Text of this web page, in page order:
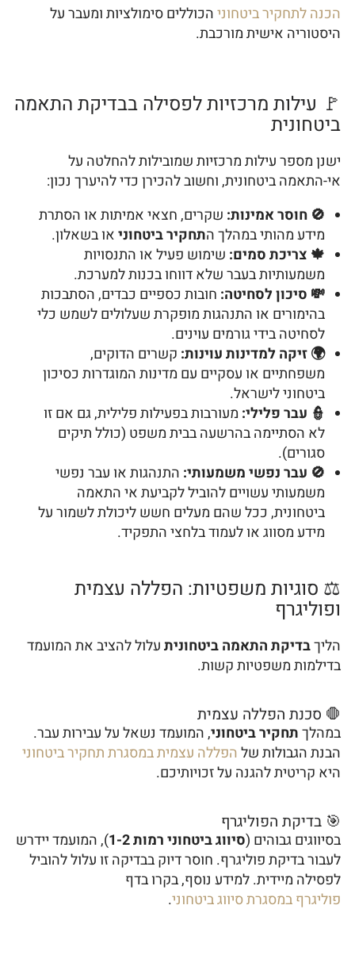
הכנה לתחקיר ביטחוניהכוללים סימולציות ומעבר על
היסטוריה אישית מורכבת.
🚩 עילות מרכזיות לפסילה בבדיקת התאמה
ביטחונית
ישנן מספר עילות מרכזיות שמובילות להחלטה על
אי-התאמה ביטחונית, וחשוב להכירן כדי להיערך נכון:
🚫 חוסר אמינות: שקרים, חצאי אמיתות או הסתרת
מידע מהותי במהלך התחקיר ביטחוניאו בשאלון.
🍁 צריכת סמים: שימוש פעיל או התנסויות
משמעותיות בעבר שלא דווחו בכנות למערכת.
💸 סיכון לסחיטה: חובות כספיים כבדים, הסתבכות
בהימורים או התנהגות מופקרת שעלולים לשמש כלי
לסחיטה בידי גורמים עוינים.
🌍 זיקה למדינות עוינות: קשרים הדוקים,
משפחתיים או עסקיים עם מדינות המוגדרות כסיכון
ביטחוני לישראל.
👮 עבר פלילי: מעורבות בפעילות פלילית, גם אם זו
לא הסתיימה בהרשעה בבית משפט (כולל תיקים
סגורים).
🚫 עבר נפשי משמעותי: התנהגות או עבר נפשי
משמעותי עשויים להוביל לקביעת אי התאמה
ביטחונית, ככל שהם מעלים חשש ליכולת לשמור על
מידע מסווג או לעמוד בלחצי התפקיד.
⚖️ סוגיות משפטיות: הפללה עצמית
ופוליגרף
הליךבדיקת התאמה ביטחוניתעלול להציב את המועמד
בדילמות משפטיות קשות.
🛑 סכנת הפללה עצמית
במהלךתחקיר ביטחוני, המועמד נשאל על עבירות עבר.
הבנת הגבולות שלהפללה עצמית במסגרת תחקיר ביטחוני
היא קריטית להגנה על זכויותיכם.
🎯 בדיקת הפוליגרף
בסיווגים גבוהים (סיווג ביטחוני רמות 1-2
), המועמד יידרש
לעבור בדיקת פוליגרף. חוסר דיוק בבדיקה זו עלול להוביל
לפסילה מיידית. למידע נוסף, בקרו בדף
פוליגרף במסגרת סיווג ביטחוני.